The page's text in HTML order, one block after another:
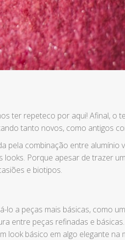
ter repeteco por aqui! Afinal, o
tanto novos, como antigos
pela combinação entre alumínio
looks. Porque apesar de trazer
e biotipos.
lo a peças mais básicas, como
entre peças refinadas e
look básico em algo elegante na